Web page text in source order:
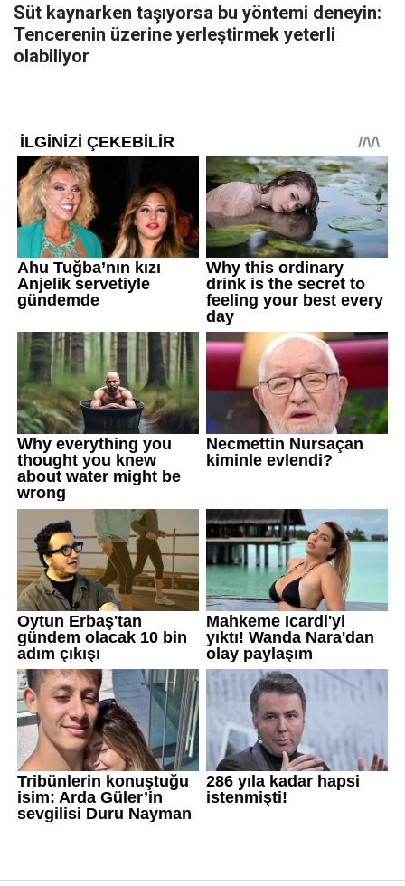
Süt kaynarken taşıyorsa bu yöntemi deneyin:
Tencerenin üzerine yerleştirmek yeterli
olabiliyor